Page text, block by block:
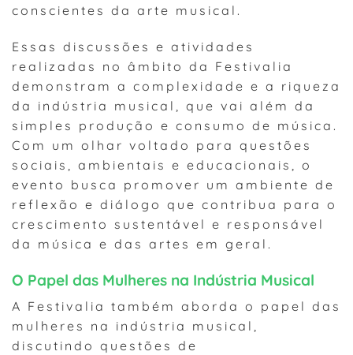
conscientes da arte musical.
Essas discussões e atividades
realizadas no âmbito da Festivalia
demonstram a complexidade e a riqueza
da indústria musical, que vai além da
simples produção e consumo de música.
Com um olhar voltado para questões
sociais, ambientais e educacionais, o
evento busca promover um ambiente de
reflexão e diálogo que contribua para o
crescimento sustentável e responsável
da música e das artes em geral.
O Papel das Mulheres na Indústria Musical
A Festivalia também aborda o papel das
mulheres na indústria musical,
discutindo questões de